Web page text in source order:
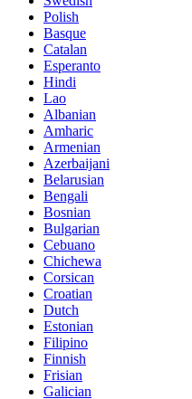
Polish
Basque
Catalan
Esperanto
Hindi
Lao
Albanian
Amharic
Armenian
Azerbaijani
Belarusian
Bengali
Bosnian
Bulgarian
Cebuano
Chichewa
Corsican
Croatian
Dutch
Estonian
Filipino
Finnish
Frisian
Galician